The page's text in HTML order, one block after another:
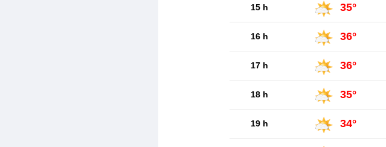
15 h 35°
16 h 36°
17 h 36°
18 h 35°
19 h 34°